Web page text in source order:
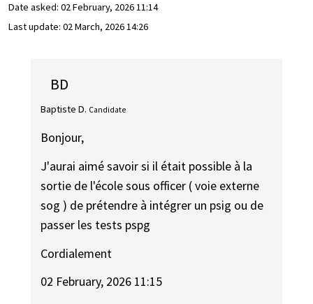
Date asked: 02 February, 2026 11:14
Last update: 02 March, 2026 14:26
BD
Baptiste D. Candidate
Bonjour,
J'aurai aimé savoir si il était possible à la
sortie de l'école sous officer ( voie externe
sog ) de prétendre à intégrer un psig ou de
passer les tests pspg
Cordialement
02 February, 2026 11:15